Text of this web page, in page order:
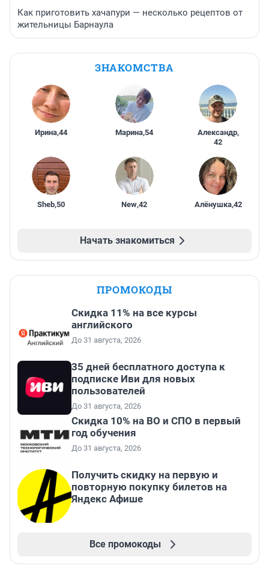
Как приготовить хачапури — несколько рецептов от
жительницы Барнаула
ЗНАКОМСТВА
Ирина,44 Марина,54 Александр,
42
Sheb,50 New,42 Алёнушка,42
Начать знакомиться
ПРОМОКОДЫ
Скидка 11% на все курсы
английского
До 31 августа, 2026
35 дней бесплатного доступа к
подписке Иви для новых
пользователей
До 31 августа, 2026
Скидка 10% на ВО и СПО в первый
год обучения
До 31 августа, 2026
Получить скидку на первую и
повторную покупку билетов на
Яндекс Афише
Все промокоды